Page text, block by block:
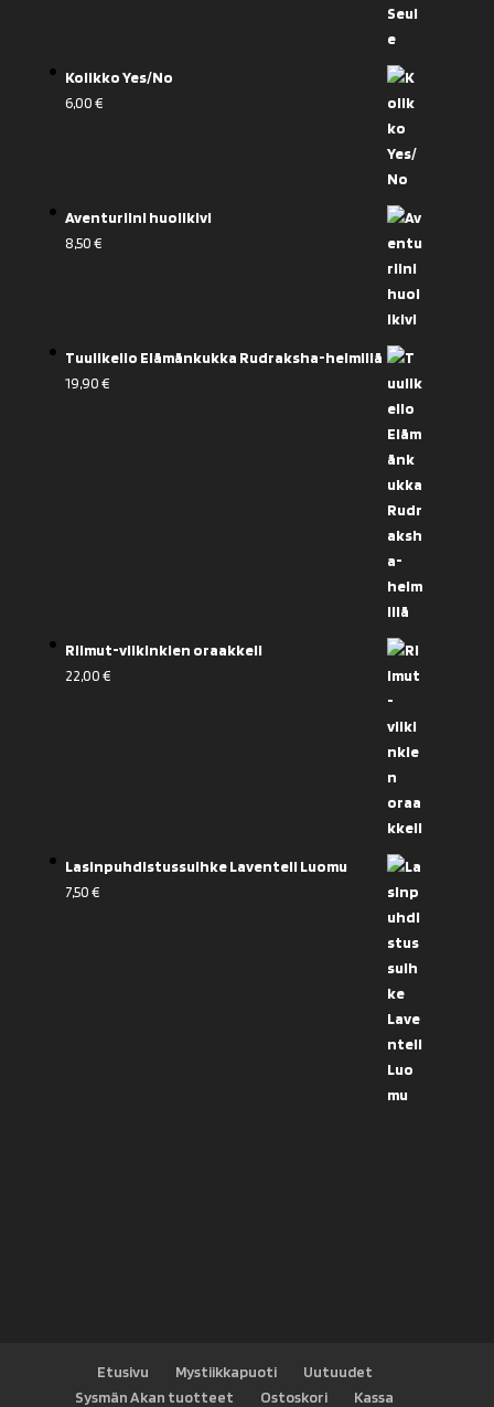
Kolikko Yes/No
6,00€
Aventuriini huolikivi
8,50€
Tuulikello Elämänkukka Rudraksha-helmillä
19,90€
Riimut-viikinkien oraakkeli
22,00€
Lasinpuhdistussuihke Laventeli Luomu
7,50€
Etusivu Mystiikkapuoti
Uutuudet
Sysmän Akan tuotteet
Ostoskori Kassa